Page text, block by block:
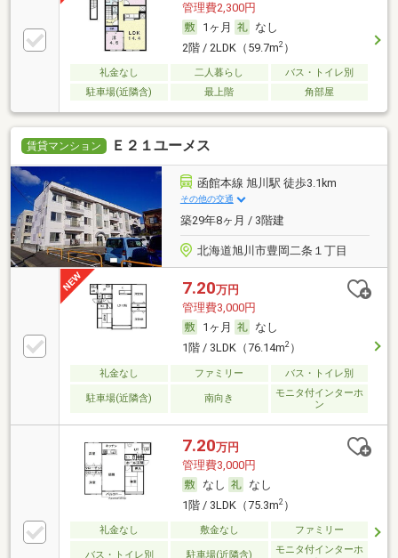
管理費2,300円
1ヶ月
なし
2階 / 2LDK（59.7m2）
礼金なし 二人暮らし
バス・トイレ別
駐車場(近隣含)
最上階 角部屋
賃貸マンション Ｅ２１ユーメス
函館本線 旭川駅 徒歩3.1km
その他の交通
築29年8ヶ月 / 3階建
北海道旭川市豊岡二条１丁目
7.20万円
管理費3,000円
1ヶ月
なし
1階 / 3LDK（76.14m2）
礼金なし ファミリー バス・トイレ別
駐車場(近隣含) 南向き
モニタ付インターホ
ン
7.20万円
管理費3,000円
なし
なし
1階 / 3LDK（75.3m2）
礼金なし 敷金なし ファミリー
バス・トイレ別 駐車場(近隣含)
モニタ付インターホ